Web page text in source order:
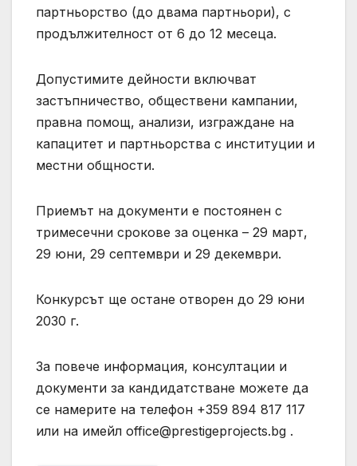
партньорство (до двама партньори), с
продължителност от 6 до 12 месеца.
Допустимите дейности включват
застъпничество, обществени кампании,
правна помощ, анализи, изграждане на
капацитет и партньорства с институции и
местни общности.
Приемът на документи е постоянен с
тримесечни срокове за оценка – 29 март,
29 юни, 29 септември и 29 декември.
Конкурсът ще остане отворен до 29 юни
2030 г.
За повече информация, консултации и
документи за кандидатстване можете да
се намерите на телефон +359 894 817 117
или на имейл office@prestigeprojects.bg .